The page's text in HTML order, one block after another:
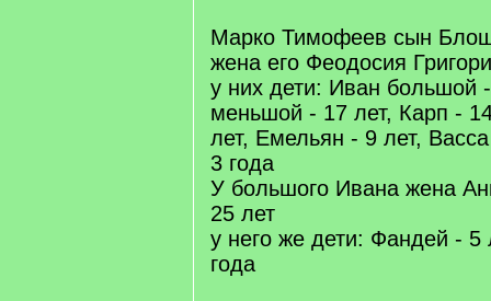
Марко Тимофеев сын
жена его Феодосия
у них дети: Иван большой
меньшой - 17 лет, Карп -
лет, Емельян - 9 лет,
3 года
У большого Ивана жена
25 лет
у него же дети: Фандей - 5
года